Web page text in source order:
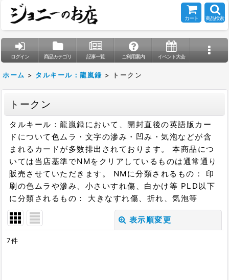
カート 商品検索
ログイン 商品カテゴリ 記事一覧 ご利用案内 イベント大会
ホーム > タルキール：龍嵐録 > トークン
トークン
タルキール：龍嵐録において、開封直後の英語版カー
ドについて色ムラ・文字の滲み・凹み・気泡などが含
まれるカードが多数排出されております。 本商品につ
いては当店基準でNMをクリアしているものは通常通り
販売させていただきます。 NMに分類されるもの： 印
刷の色ムラや滲み、小さいすれ傷、白かけ等 PLD以下
に分類されるもの： 大きなすれ傷、折れ、気泡等
表示順変更
7件